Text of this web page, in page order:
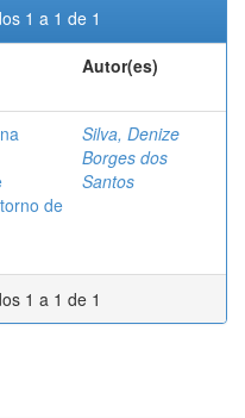
1 a 1 de 1
Autor(es)
de
Silva, Denize
Borges dos
Santos
1 a 1 de 1